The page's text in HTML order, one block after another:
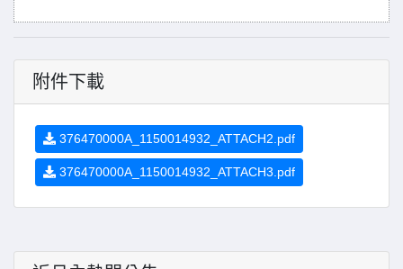
附件下載
376470000A_1150014932_ATTACH2.pdf
376470000A_1150014932_ATTACH3.pdf